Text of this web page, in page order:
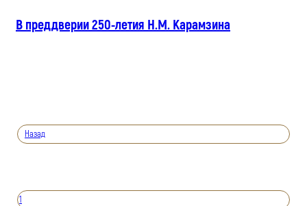
В преддверии 250-летия Н.М. Карамзина
Назад
1